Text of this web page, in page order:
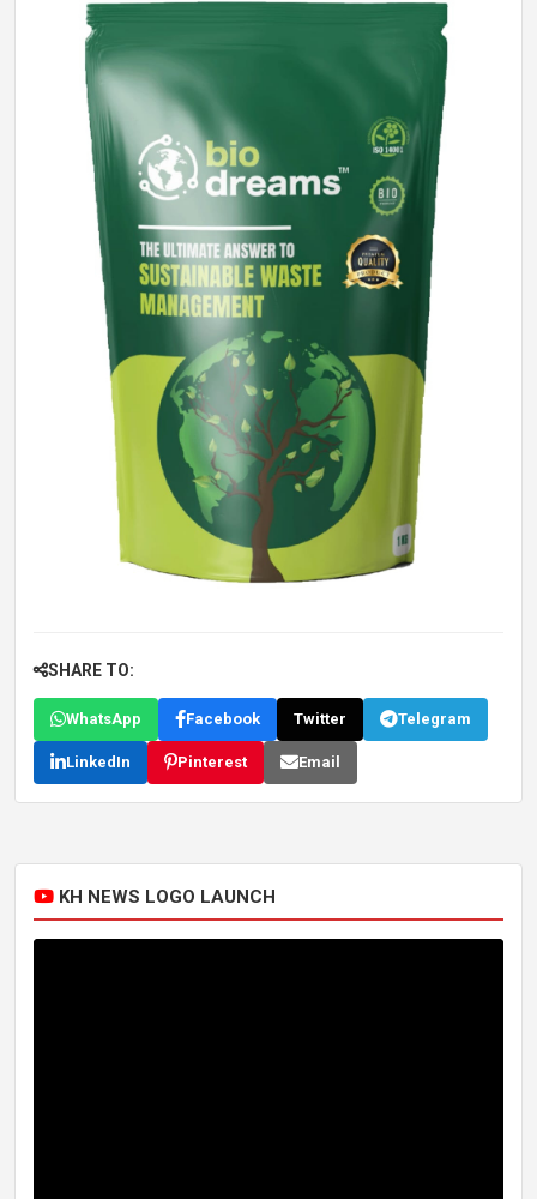
SHARE TO:
WhatsApp Facebook Twitter Telegram
LinkedIn Pinterest Email
KH NEWS LOGO LAUNCH